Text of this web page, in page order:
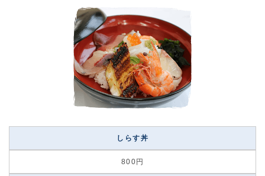
しらす丼
800円